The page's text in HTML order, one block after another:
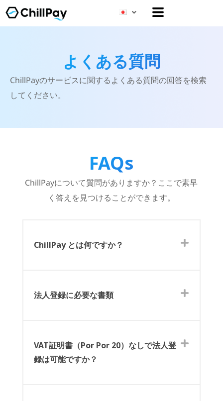
メ
ニ
ュ
よくある質問
ChillPayのサービスに関するよくある質問の回答を検索
してください。
FAQs
ChillPayについて質問がありますか？ここで素早
く答えを見つけることができます。
ChillPay とは何ですか？
法人登録に必要な書類
VAT証明書（Por Por 20）なしで法人登
録は可能ですか？